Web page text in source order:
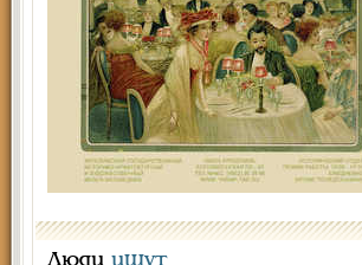
Люди ищут